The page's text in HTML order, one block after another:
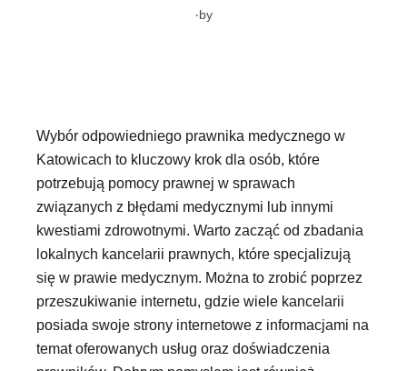
·by
Wybór odpowiedniego prawnika medycznego w
Katowicach to kluczowy krok dla osób, które
potrzebują pomocy prawnej w sprawach
związanych z błędami medycznymi lub innymi
kwestiami zdrowotnymi. Warto zacząć od zbadania
lokalnych kancelarii prawnych, które specjalizują
się w prawie medycznym. Można to zrobić poprzez
przeszukiwanie internetu, gdzie wiele kancelarii
posiada swoje strony internetowe z informacjami na
temat oferowanych usług oraz doświadczenia